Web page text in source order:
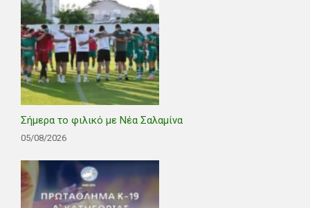
Σήμερα το φιλικό με Νέα Σαλαμίνα
05/08/2026